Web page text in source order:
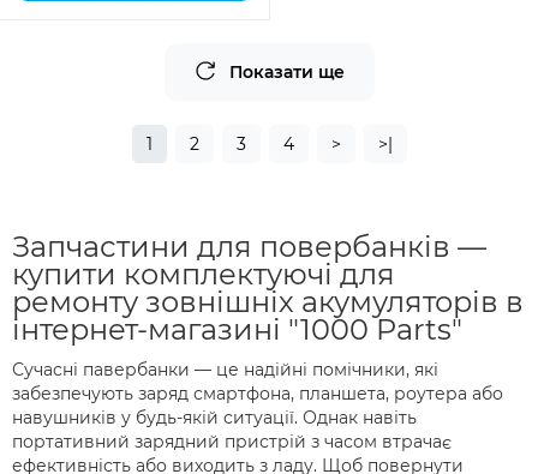
Показати ще
1 2 3 4 > >|
Запчастини для повербанків —
купити комплектуючі для
ремонту зовнішніх акумуляторів в
інтернет-магазині "1000 Parts"
Сучасні павербанки — це надійні помічники, які
забезпечують заряд смартфона, планшета, роутера або
навушників у будь-якій ситуації. Однак навіть
портативний зарядний пристрій з часом втрачає
ефективність або виходить з ладу. Щоб повернути